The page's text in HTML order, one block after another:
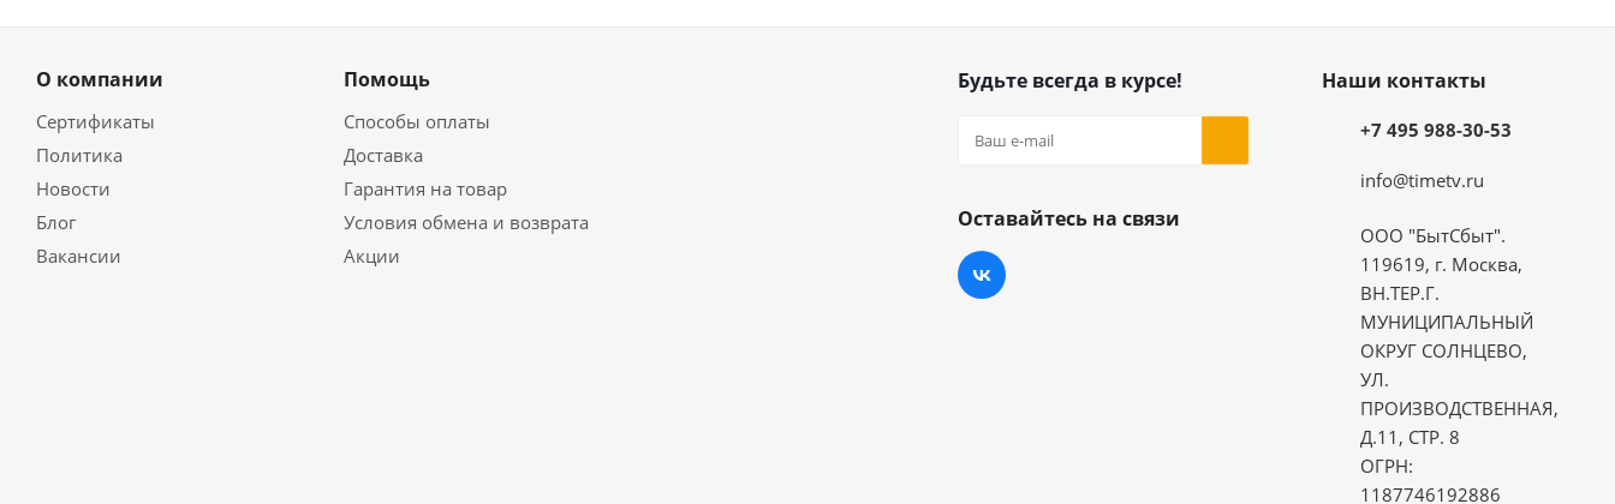
О компании
Сертификаты
Политика
Новости
Блог
Вакансии
Помощь
Способы оплаты
Доставка
Гарантия на товар
Условия обмена и возврата
Акции
Будьте всегда в курсе!
Оставайтесь на связи
Наши контакты
+7 495 988-30-53
info@timetv.ru
ООО "БытСбыт".
119619, г. Москва,
ВН.ТЕР.Г.
МУНИЦИПАЛЬНЫЙ
ОКРУГ СОЛНЦЕВО,
УЛ.
ПРОИЗВОДСТВЕННАЯ,
Д.11, СТР. 8
ОГРН:
1187746192886